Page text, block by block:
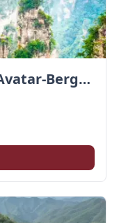
Zhangjiajie entdecken: Avatar-Berge & Altstadt von Fenghuang